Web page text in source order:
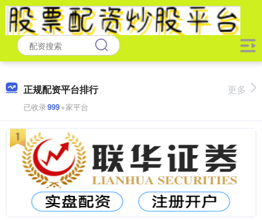
正规配资平台排行
已收录999+家平台
更多